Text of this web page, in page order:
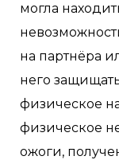
могла
на партнёра
него
физическое
физическое
ожоги,